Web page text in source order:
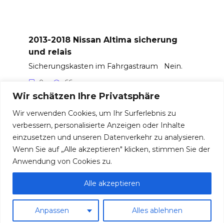
Wir schätzen Ihre Privatsphäre
Wir verwenden Cookies, um Ihr Surferlebnis zu
verbessern, personalisierte Anzeigen oder Inhalte
einzusetzen und unseren Datenverkehr zu analysieren.
Wenn Sie auf „Alle akzeptieren" klicken, stimmen Sie der
Anwendung von Cookies zu.
Anpassen Alles ablehnen
Alle akzeptieren
2013-2018 Nissan Altima sicherung
und relais
Sicherungskasten im Fahrgastraum Nein.
0 66
© 2026 Sicherungen und Relais